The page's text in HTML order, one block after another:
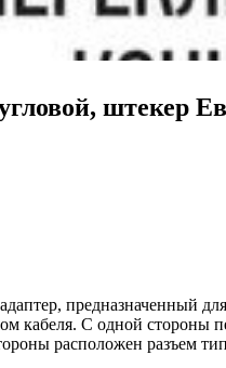
штекер
предназначенный
кабеля. С одной стороны
расположен разъем